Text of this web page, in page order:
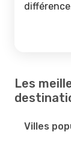
Les
Villes